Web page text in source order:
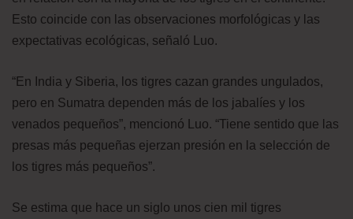
Esto coincide con las observaciones morfológicas y las
expectativas ecológicas, señaló Luo.
“En India y Siberia, los tigres cazan grandes ungulados,
pero en Sumatra dependen más de los jabalíes y los
venados pequeños”, mencionó Luo. “Tiene sentido que las
presas más pequeñas ejerzan presión en la selección de
los tigres más pequeños”.
Se estima que hace un siglo unos cien mil tigres